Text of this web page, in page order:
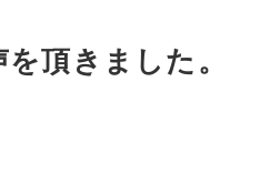
頂きました。